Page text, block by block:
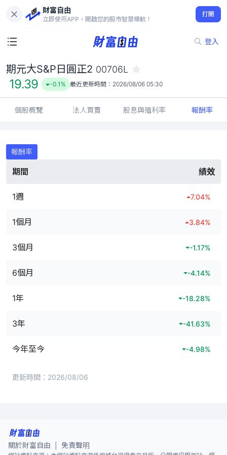
財富自由
立即使用APP，開啟您的股市智慧導航！
打開
登入
期元大S&P日圓正2 00706L
19.39
-0.1%
期元大S&P日圓正2 00706L
19.39 -0.1% 最近更新時間： 2026/08/06 05:30
個股概覽 法人買賣 股息與殖利率 報酬率
報酬率
期間 績效
1週 7.04%
1個月 3.84%
3個月 -1.17%
6個月 -4.14%
1年 -18.28%
3年 -41.63%
今年至今 -4.98%
更新時間： 2026/08/06
關於財富自由 免責聲明